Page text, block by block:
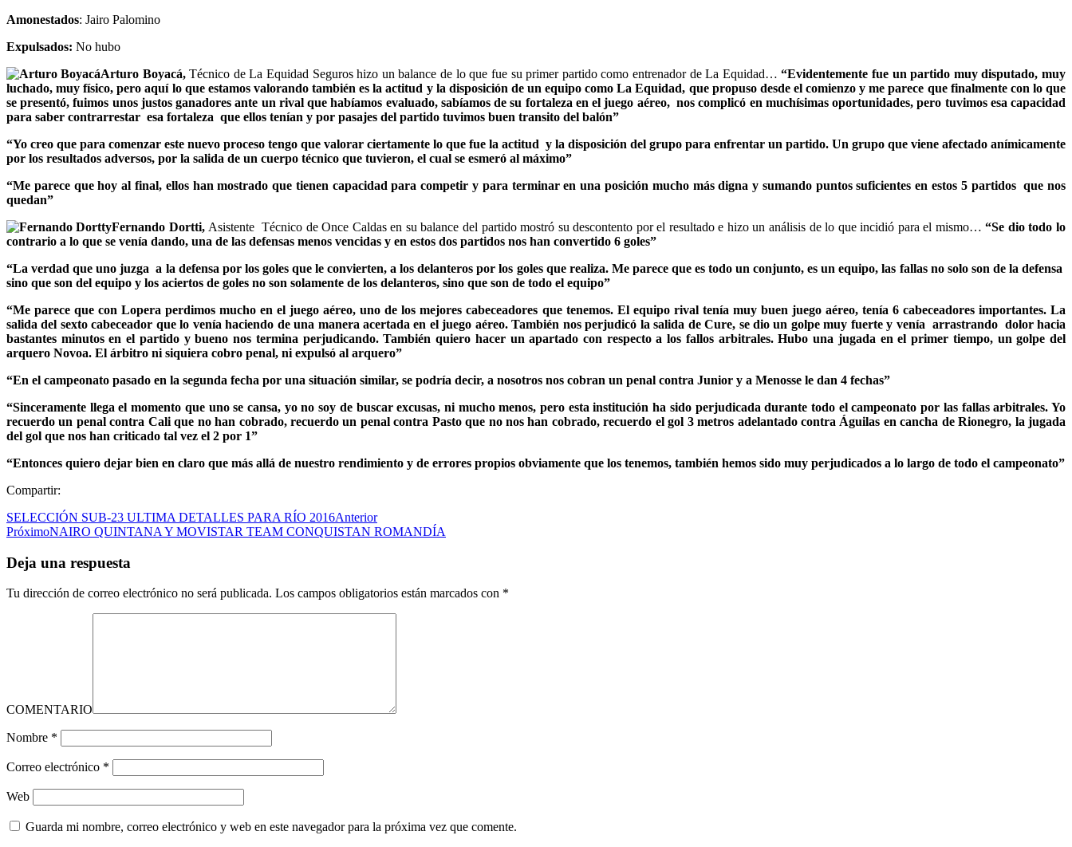
Amonestados: Jairo Palomino
Expulsados: No hubo
Arturo Boyacá,Técnico de La Equidad Seguros hizo un balance de lo que fue su primer partido como entrenador de La Equidad…“Evidentemente fue un partido muy disputado, muy
luchado, muy físico, pero aquí lo que estamos valorando también es la actitud y la disposición de un equipo como La Equidad, que propuso desde el comienzo y me parece que finalmente con lo que
se presentó, fuimos unos justos ganadores ante un rival que habíamos evaluado, sabíamos de su fortaleza en el juego aéreo, nos complicó en muchísimas oportunidades, pero tuvimos esa capacidad
para saber contrarrestar esa fortaleza que ellos tenían y por pasajes del partido tuvimos buen transito del balón”
“Yo creo que para comenzar este nuevo proceso tengo que valorar ciertamente lo que fue la actitud y la disposición del grupo para enfrentar un partido. Un grupo que viene afectado anímicamente
por los resultados adversos, por la salida de un cuerpo técnico que tuvieron, el cual se esmeró al máximo”
“Me parece que hoy al final, ellos han mostrado que tienen capacidad para competir y para terminar en una posición mucho más digna y sumando puntos suficientes en estos 5 partidos que nos
quedan”
Fernando Dortti, Asistente Técnico de Once Caldas en su balance del partido mostró su descontento por el resultado e hizo un análisis de lo que incidió para el mismo…“Se dio todo lo
contrario a lo que se venía dando, una de las defensas menos vencidas y en estos dos partidos nos han convertido 6 goles”
“La verdad que uno juzga a la defensa por los goles que le convierten, a los delanteros por los goles que realiza. Me parece que es todo un conjunto, es un equipo, las fallas no solo son de la defensa
sino que son del equipo y los aciertos de goles no son solamente de los delanteros, sino que son de todo el equipo”
“Me parece que con Lopera perdimos mucho en el juego aéreo, uno de los mejores cabeceadores que tenemos. El equipo rival tenía muy buen juego aéreo, tenía 6 cabeceadores importantes. La
salida del sexto cabeceador que lo venía haciendo de una manera acertada en el juego aéreo. También nos perjudicó la salida de Cure, se dio un golpe muy fuerte y venía arrastrando dolor hacia
bastantes minutos en el partido y bueno nos termina perjudicando. También quiero hacer un apartado con respecto a los fallos arbitrales. Hubo una jugada en el primer tiempo, un golpe del
arquero Novoa. El árbitro ni siquiera cobro penal, ni expulsó al arquero”
“En el campeonato pasado en la segunda fecha por una situación similar, se podría decir, a nosotros nos cobran un penal contra Junior y a Menosse le dan 4 fechas”
“Sinceramente llega el momento que uno se cansa, yo no soy de buscar excusas, ni mucho menos, pero esta institución ha sido perjudicada durante todo el campeonato por las fallas arbitrales. Yo
recuerdo un penal contra Cali que no han cobrado, recuerdo un penal contra Pasto que no nos han cobrado, recuerdo el gol 3 metros adelantado contra Águilas en cancha de Rionegro, la jugada
del gol que nos han criticado tal vez el 2 por 1”
“Entonces quiero dejar bien en claro que más allá de nuestro rendimiento y de errores propios obviamente que los tenemos, también hemos sido muy perjudicados a lo largo de todo el campeonato”
Compartir:
SELECCIÓN SUB-23 ULTIMA DETALLES PARA RÍO 2016Anterior
PróximoNAIRO QUINTANA Y MOVISTAR TEAM CONQUISTAN ROMANDÍA
Deja una respuesta
Tu dirección de correo electrónico no será publicada. Los campos obligatorios están marcados con *
COMENTARIO
Nombre *
Correo electrónico *
Web
Guarda mi nombre, correo electrónico y web en este navegador para la próxima vez que comente.